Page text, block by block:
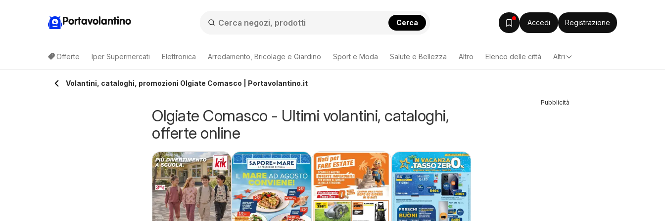
Portavolantino Cerca Accedi Registrazione
Offerte Iper Supermercati Elettronica Arredamento, Bricolage e Giardino Sport e Moda Salute e Bellezza Altro Elenco delle città Altri
Volantini, cataloghi, promozioni Olgiate Comasco | Portavolantino.it
Olgiate Comasco - Ultimi volantini, cataloghi,
offerte online
Pubblicità